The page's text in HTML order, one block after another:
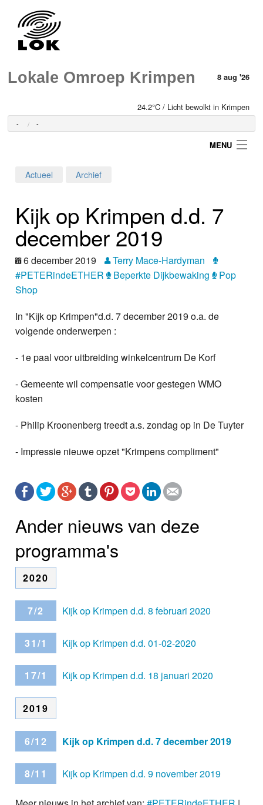
Lokale Omroep Krimpen 8 aug '26
24.2°C / Licht bewolkt in Krimpen
- -
MENU
Home
Programma's
Nieuws
Video
Webcam
Info
Actueel Archief
Kijk op Krimpen d.d. 7
december 2019
6 december 2019
Terry Mace-Hardyman
#PETERindeETHER Beperkte Dijkbewaking Pop
Shop
In "Kijk op Krimpen"d.d. 7 december 2019 o.a. de
volgende onderwerpen :
- 1e paal voor uitbreiding winkelcentrum De Korf
- Gemeente wil compensatie voor gestegen WMO
kosten
- Philip Kroonenberg treedt a.s. zondag op in De Tuyter
- Impressie nieuwe opzet "Krimpens compliment"
Ander nieuws van deze
programma's
2020
7/2 Kijk op Krimpen d.d. 8 februari 2020
31/1 Kijk op Krimpen d.d. 01-02-2020
17/1 Kijk op Krimpen d.d. 18 januari 2020
2019
6/12 Kijk op Krimpen d.d. 7 december 2019
8/11 Kijk op Krimpen d.d. 9 november 2019